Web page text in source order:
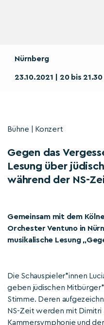
Nürnberg
23.10.2021 | 20 bis 21.30
Bühne | Konzert
Gegen das
Lesung über
während der NS-
Gemeinsam mit dem
Orchester Ventuno in
musikalische Lesung
Die Schauspieler*innen
geben jüdischen
Stimme. Deren
NS-Zeit werden mit Dimitri
Kammersymphonie und